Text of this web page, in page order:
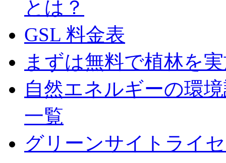
とは？
GSL 料金表
まずは無料で植林を
自然エネルギーの環
一覧
グリーンサイトライ